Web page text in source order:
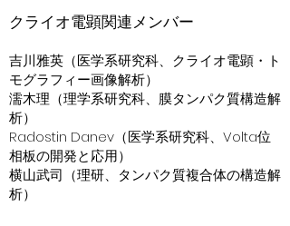
クライオ電顕関連メンバー
吉川雅英（医学系研究科、クライオ電顕・ト
モグラフィー画像解析）
濡木理（理学系研究科、膜タンパク質構造解
析）
Radostin Danev（医学系研究科、Volta位
相板の開発と応用）
横山武司（理研、タンパク質複合体の構造解
析）